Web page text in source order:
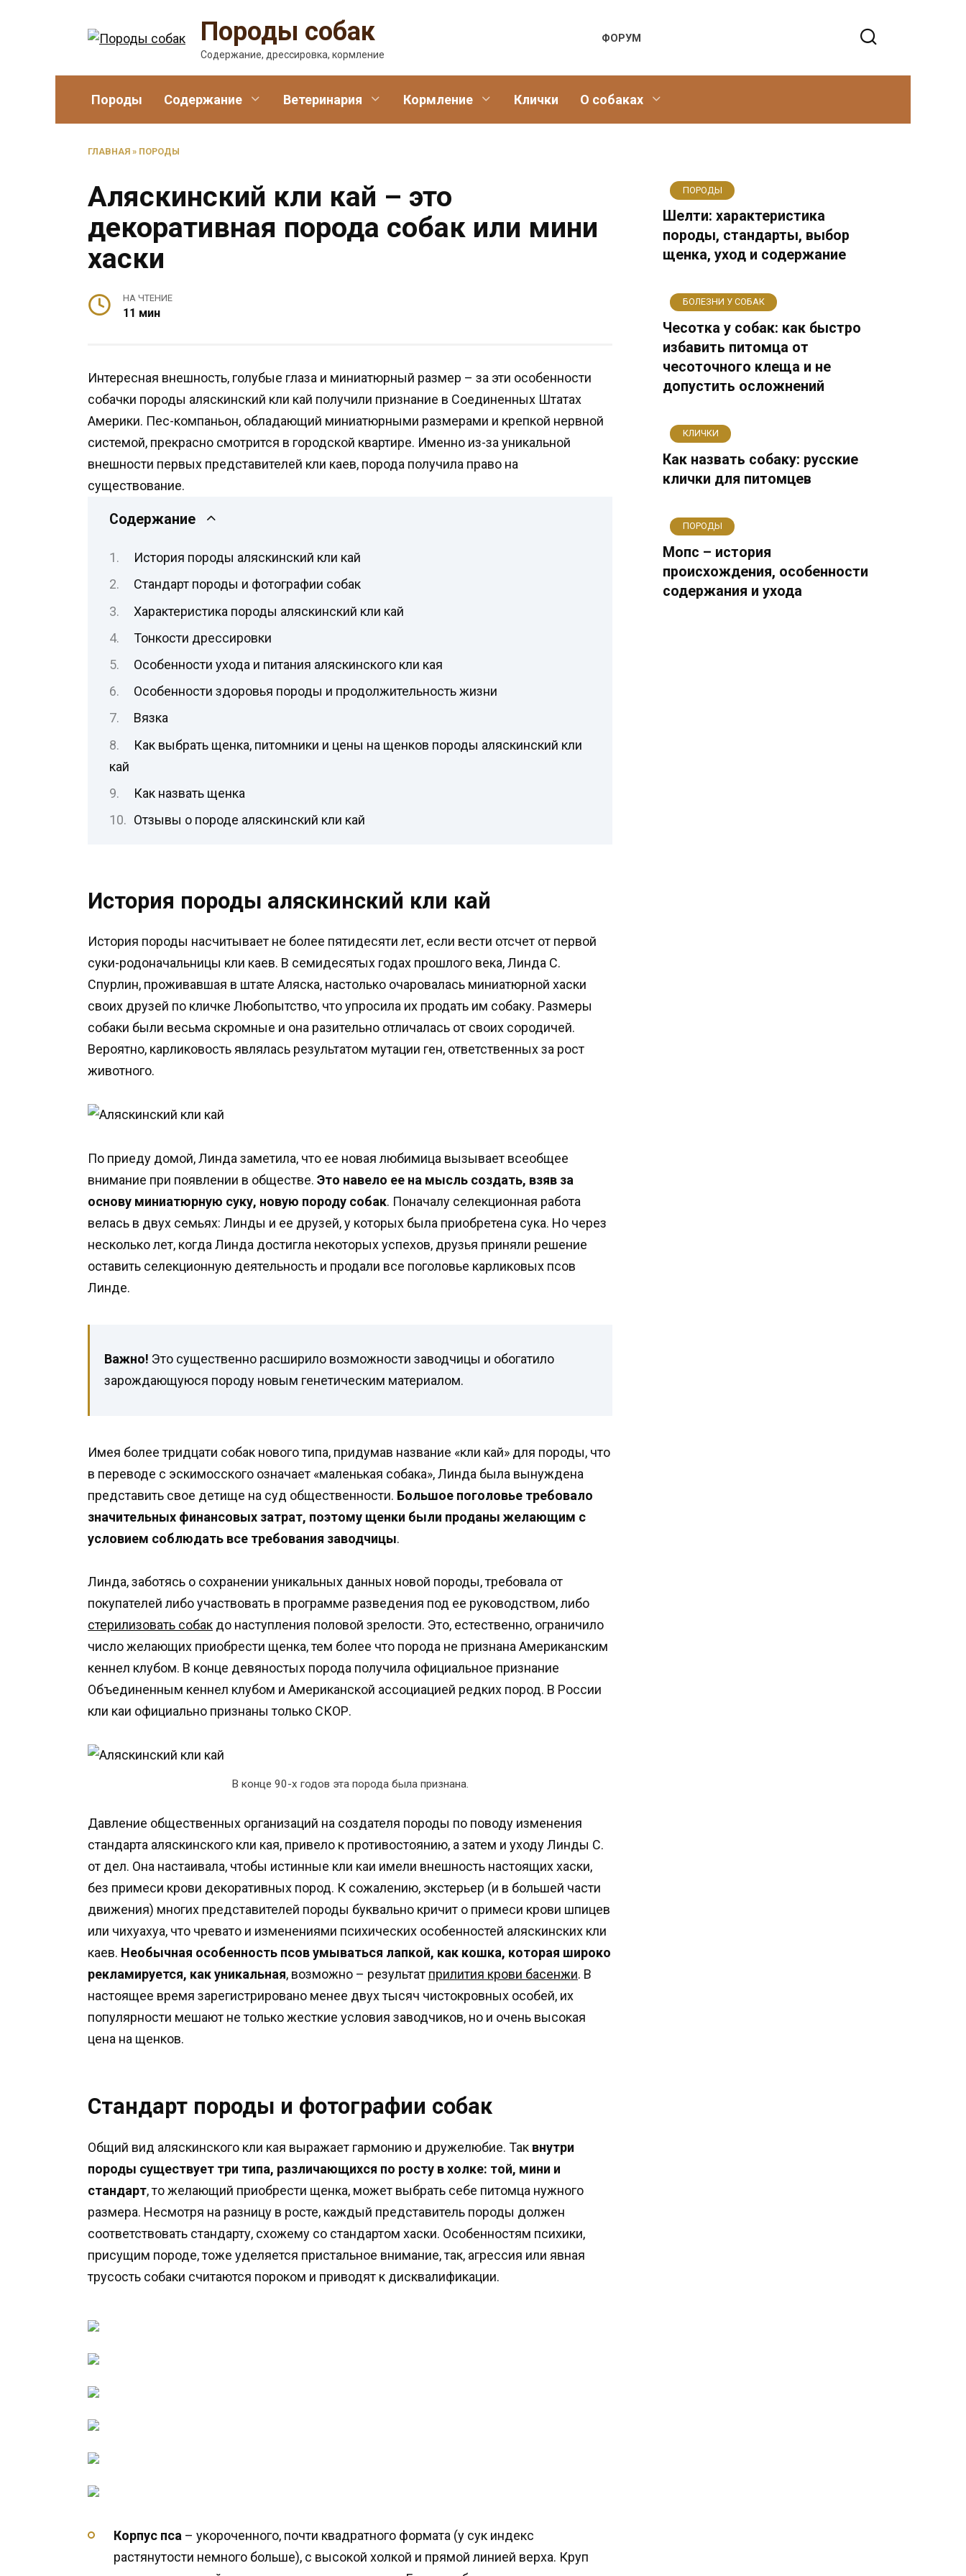
Породы собак
Содержание, дрессировка, кормление
ФОРУМ
Породы Содержание Ветеринария Кормление Клички О собаках
ГЛАВНАЯ » ПОРОДЫ
Аляскинский кли кай – это
декоративная порода собак или мини
хаски
НА ЧТЕНИЕ
11 мин
Интересная внешность, голубые глаза и миниатюрный размер – за эти особенности
собачки породы аляскинский кли кай получили признание в Соединенных Штатах
Америки. Пес-компаньон, обладающий миниатюрными размерами и крепкой нервной
системой, прекрасно смотрится в городской квартире. Именно из-за уникальной
внешности первых представителей кли каев, порода получила право на
существование.
Содержание
История породы аляскинский кли кай
Стандарт породы и фотографии собак
Характеристика породы аляскинский кли кай
Тонкости дрессировки
Особенности ухода и питания аляскинского кли кая
Особенности здоровья породы и продолжительность жизни
Вязка
Как выбрать щенка, питомники и цены на щенков породы аляскинский кли
кай
Как назвать щенка
Отзывы о породе аляскинский кли кай
История породы аляскинский кли кай
История породы насчитывает не более пятидесяти лет, если вести отсчет от первой
суки-родоначальницы кли каев. В семидесятых годах прошлого века, Линда С.
Спурлин, проживавшая в штате Аляска, настолько очаровалась миниатюрной хаски
своих друзей по кличке Любопытство, что упросила их продать им собаку. Размеры
собаки были весьма скромные и она разительно отличалась от своих сородичей.
Вероятно, карликовость являлась результатом мутации ген, ответственных за рост
животного.
По приеду домой, Линда заметила, что ее новая любимица вызывает всеобщее
внимание при появлении в обществе. Это навело ее на мысль создать, взяв за
основу миниатюрную суку, новую породу собак. Поначалу селекционная работа
велась в двух семьях: Линды и ее друзей, у которых была приобретена сука. Но через
несколько лет, когда Линда достигла некоторых успехов, друзья приняли решение
оставить селекционную деятельность и продали все поголовье карликовых псов
Линде.
Важно! Это существенно расширило возможности заводчицы и обогатило
зарождающуюся породу новым генетическим материалом.
Имея более тридцати собак нового типа, придумав название «кли кай» для породы, что
в переводе с эскимосского означает «маленькая собака», Линда была вынуждена
представить свое детище на суд общественности. Большое поголовье требовало
значительных финансовых затрат, поэтому щенки были проданы желающим с
условием соблюдать все требования заводчицы.
Линда, заботясь о сохранении уникальных данных новой породы, требовала от
покупателей либо участвовать в программе разведения под ее руководством, либо
стерилизовать собак до наступления половой зрелости. Это, естественно, ограничило
число желающих приобрести щенка, тем более что порода не признана Американским
кеннел клубом. В конце девяностых порода получила официальное признание
Объединенным кеннел клубом и Американской ассоциацией редких пород. В России
кли каи официально признаны только СКОР.
В конце 90-х годов эта порода была признана.
Давление общественных организаций на создателя породы по поводу изменения
стандарта аляскинского кли кая, привело к противостоянию, а затем и уходу Линды С.
от дел. Она настаивала, чтобы истинные кли каи имели внешность настоящих хаски,
без примеси крови декоративных пород. К сожалению, экстерьер (и в большей части
движения) многих представителей породы буквально кричит о примеси крови шпицев
или чихуахуа, что чревато и изменениями психических особенностей аляскинских кли
каев. Необычная особенность псов умываться лапкой, как кошка, которая широко
рекламируется, как уникальная, возможно – результат прилития крови басенжи. В
настоящее время зарегистрировано менее двух тысяч чистокровных особей, их
популярности мешают не только жесткие условия заводчиков, но и очень высокая
цена на щенков.
Стандарт породы и фотографии собак
Общий вид аляскинского кли кая выражает гармонию и дружелюбие. Так внутри
породы существует три типа, различающихся по росту в холке: той, мини и
стандарт, то желающий приобрести щенка, может выбрать себе питомца нужного
размера. Несмотря на разницу в росте, каждый представитель породы должен
соответствовать стандарту, схожему со стандартом хаски. Особенностям психики,
присущим породе, тоже уделяется пристальное внимание, так, агрессия или явная
трусость собаки считаются пороком и приводят к дисквалификации.
Корпус пса – укороченного, почти квадратного формата (у сук индекс
растянутости немного больше), с высокой холкой и прямой линией верха. Круп
ПОРОДЫ
Шелти: характеристика
породы, стандарты, выбор
щенка, уход и содержание
БОЛЕЗНИ У СОБАК
Чесотка у собак: как быстро
избавить питомца от
чесоточного клеща и не
допустить осложнений
КЛИЧКИ
Как назвать собаку: русские
клички для питомцев
ПОРОДЫ
Мопс – история
происхождения, особенности
содержания и ухода